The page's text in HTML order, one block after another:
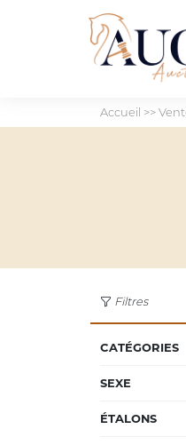
Accueil >>
Filtres
CATÉGORIES
SEXE
ÉTALONS